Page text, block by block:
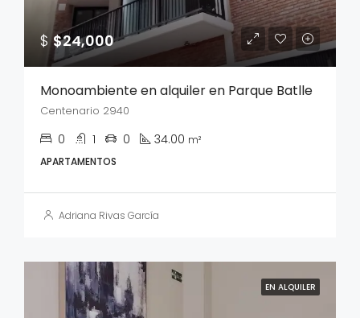
$$24,000
Monoambiente en alquiler en Parque Batlle
Centenario 2940
0 1 0 34.00 m²
APARTAMENTOS
Adriana Rivas García
EN ALQUILER